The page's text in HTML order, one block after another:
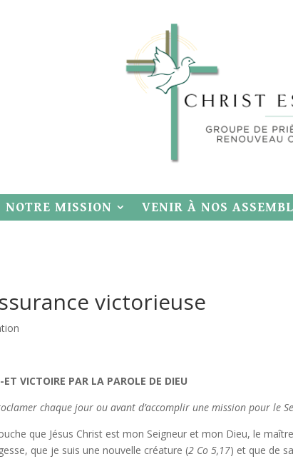
NOTRE MISSION VENIR À NOS
victorieuse
ET VICTOIRE PAR LA PAROLE DE DIEU
chaque jour ou avant d’accomplir une mission pour le
que Jésus Christ est mon Seigneur et mon Dieu, le
que je suis une nouvelle créature (2 Co 5,17) et que de